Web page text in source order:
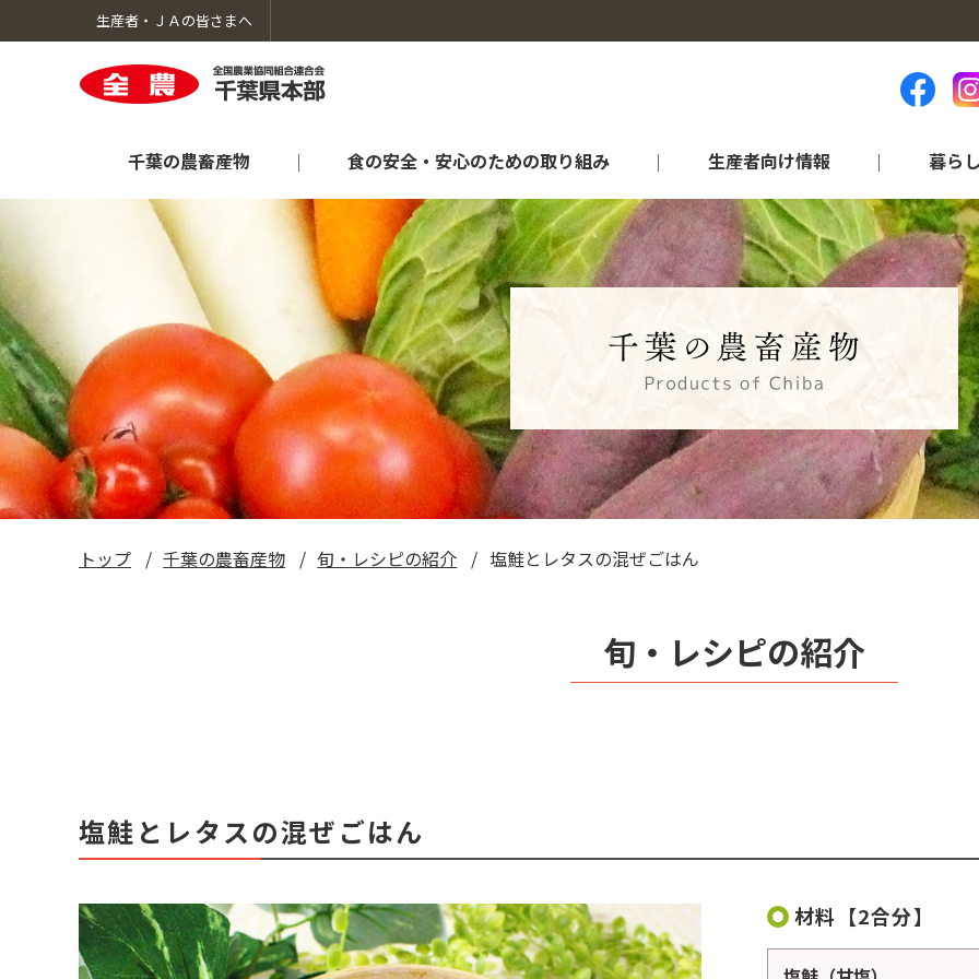
生産者・ＪＡの皆さまへ
千葉の農畜産物 食の安全・安心のための取り組み 生産者向け情報 暮ら
千葉の農畜産物のトップへ ランキング等（統計資料）
オンラインショップ「ＪＡタウン」
食の安全・安心のための取り組みのトップへ 品目から探す
生産者向け情報のトップへ 営農情報
肥料農薬情報
暮らしのサービスのトップへ
ＪＡ全農ちばについてのトップへ 各部門のご紹介
トップ 千葉の農畜産物 旬・レシピの紹介 塩鮭とレタスの混ぜごはん
旬・レシピの紹介
塩鮭とレタスの混ぜごはん
材料【2合分】